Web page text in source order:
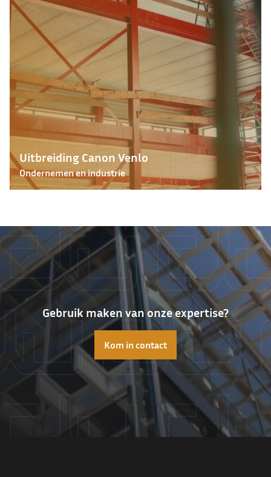
Uitbreiding Canon Venlo
Ondernemen en industrie
Gebruik maken van onze expertise?
Kom in contact